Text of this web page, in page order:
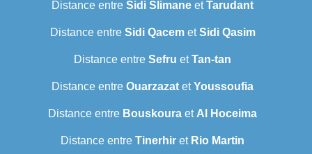
Distance entre Sidi Slimane etTarudant
Distance entre Sidi QacemetSidi Qasim
Distance entre Sefru etTan-tan
Distance entre Ouarzazat etYoussoufia
Distance entre Bouskoura et Al Hoceima
Distance entre Tinerhir et Rio Martin